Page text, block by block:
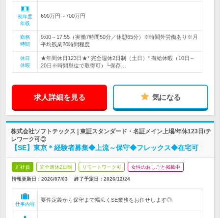
初年度
年収
600万円～700万円
勤務
時間
9:00～17:55（実働7時間50分／休憩65分）※時間外労働あり※月
平均残業20時間程度
休日
休暇
★年間休日123日★* 完全週休2日制（土日）* 有給休暇（10日～
20日※時間単位で取得可）└保存…
求人詳細を見る 気になる
株式会社ソフトテックス | 東証スタンダード・名証メイン上場/年休123日/テ
レワーク可◎
【SE】東京＊経験者募集◆上流～保守◆フレックス◆在宅可
正社員 完全週休2日制 リモートワーク可 女性のおしごと掲載中
情報更新日：2026/07/03 終了予定日： 2026/12/24
仕事内容
要件定義から保守まで幅広くSE業務をお任せします◎